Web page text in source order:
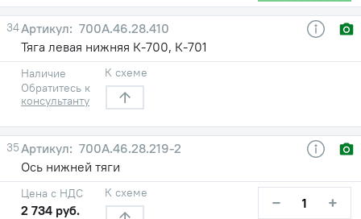
34
700А.46.28.410
Тяга левая нижняя К-700, К-701
Наличие
Обратитесь к
консультанту
К схеме
35
700А.46.28.219-2
Ось нижней тяги
Цена с НДС
2 734 руб.
К схеме − +